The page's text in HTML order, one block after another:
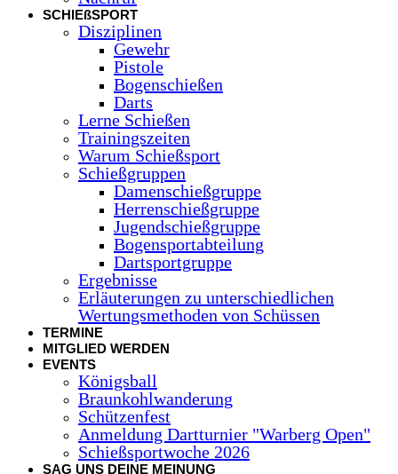
SCHIEßSPORT
Disziplinen
Gewehr
Pistole
Bogenschießen
Darts
Lerne Schießen
Trainingszeiten
Warum Schießsport
Schießgruppen
Damenschießgruppe
Herrenschießgruppe
Jugendschießgruppe
Bogensportabteilung
Dartsportgruppe
Ergebnisse
Erläuterungen zu unterschiedlichen
Wertungsmethoden von Schüssen
TERMINE
MITGLIED WERDEN
EVENTS
Königsball
Braunkohlwanderung
Schützenfest
Anmeldung Dartturnier "Warberg Open"
Schießsportwoche 2026
SAG UNS DEINE MEINUNG